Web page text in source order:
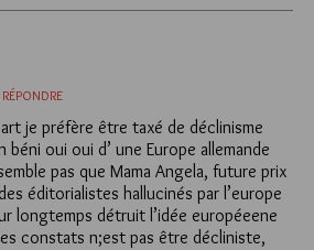
RÉPONDRE
je préfère être taxé de déclinisme
béni oui oui d’ une Europe allemande
pas que Mama Angela, future prix
éditorialistes hallucinés par l’europe
longtemps détruit l’idée européeene
constats n;est pas être décliniste,